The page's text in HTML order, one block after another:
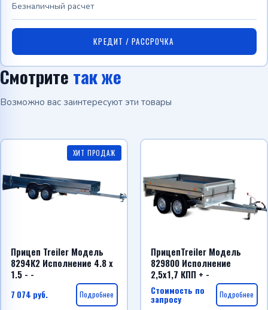
Безналичный расчет
КРЕДИТ / РАССРОЧКА
Смотрите так же
Возможно вас заинтересуют эти товары
ХИТ ПРОДАЖ
Прицеп Treiler Модель
8294К2 Исполнение 4.8 x
1.5 - -
7 074 руб. Подробнее
ПрицепTreiler Модель
829800 Исполнение
2,5х1,7 КПП + -
Стоимость по
запросу Подробнее